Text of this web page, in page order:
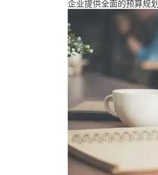
企业提供全面的预算规